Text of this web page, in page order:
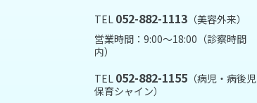
TEL 052-882-1113 （美容外来）
営業時間：9:00～18:00（診察時間
内）
TEL 052-882-1155 （病児・病後児
保育シャイン）